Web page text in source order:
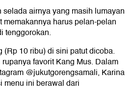
airnya yang masih lumayan
harus pelan-pelan
tenggorokan.
(Rp 10 ribu) di sini patut dicoba.
favorit Kang Mus. Dalam
@jukutgorengsamali, Karina
menu ini berawal dari